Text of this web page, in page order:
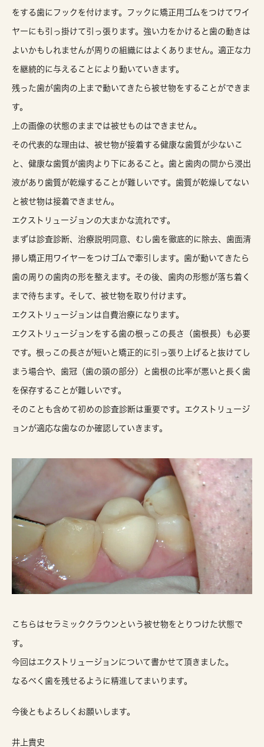
をする歯にフックを付けます。フックに矯正用ゴムをつけてワイ
ヤーにも引っ掛けて引っ張ります。強い力をかけると歯の動きは
よいかもしれませんが周りの組織にはよくありません。適正な力
を継続的に与えることにより動いていきます。
残った歯が歯肉の上まで動いてきたら被せ物をすることができま
す。
上の画像の状態のままでは被せものはできません。
その代表的な理由は、被せ物が接着する健康な歯質が少ないこ
と、健康な歯質が歯肉より下にあること。歯と歯肉の間から浸出
液があり歯質が乾燥することが難しいです。歯質が乾燥してない
と被せ物は接着できません。
エクストリュージョンの大まかな流れです。
まずは診査診断、治療説明同意、むし歯を徹底的に除去、歯面清
掃し矯正用ワイヤーをつけゴムで牽引します。歯が動いてきたら
歯の周りの歯肉の形を整えます。その後、歯肉の形態が落ち着く
まで待ちます。そして、被せ物を取り付けます。
エクストリュージョンは自費治療になります。
エクストリュージョンをする歯の根っこの長さ（歯根長）も必要
です。根っこの長さが短いと矯正的に引っ張り上げると抜けてし
まう場合や、歯冠（歯の頭の部分）と歯根の比率が悪いと長く歯
を保存することが難しいです。
そのことも含めて初めの診査診断は重要です。エクストリュージ
ョンが適応な歯なのか確認していきます。
こちらはセラミッククラウンという被せ物をとりつけた状態で
す。
今回はエクストリュージョンについて書かせて頂きました。
なるべく歯を残せるように精進してまいります。
今後ともよろしくお願いします。
井上貴史